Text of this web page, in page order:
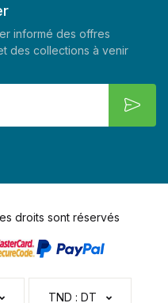
informé des offres
des collections à venir
droits sont réservés
TND : DT